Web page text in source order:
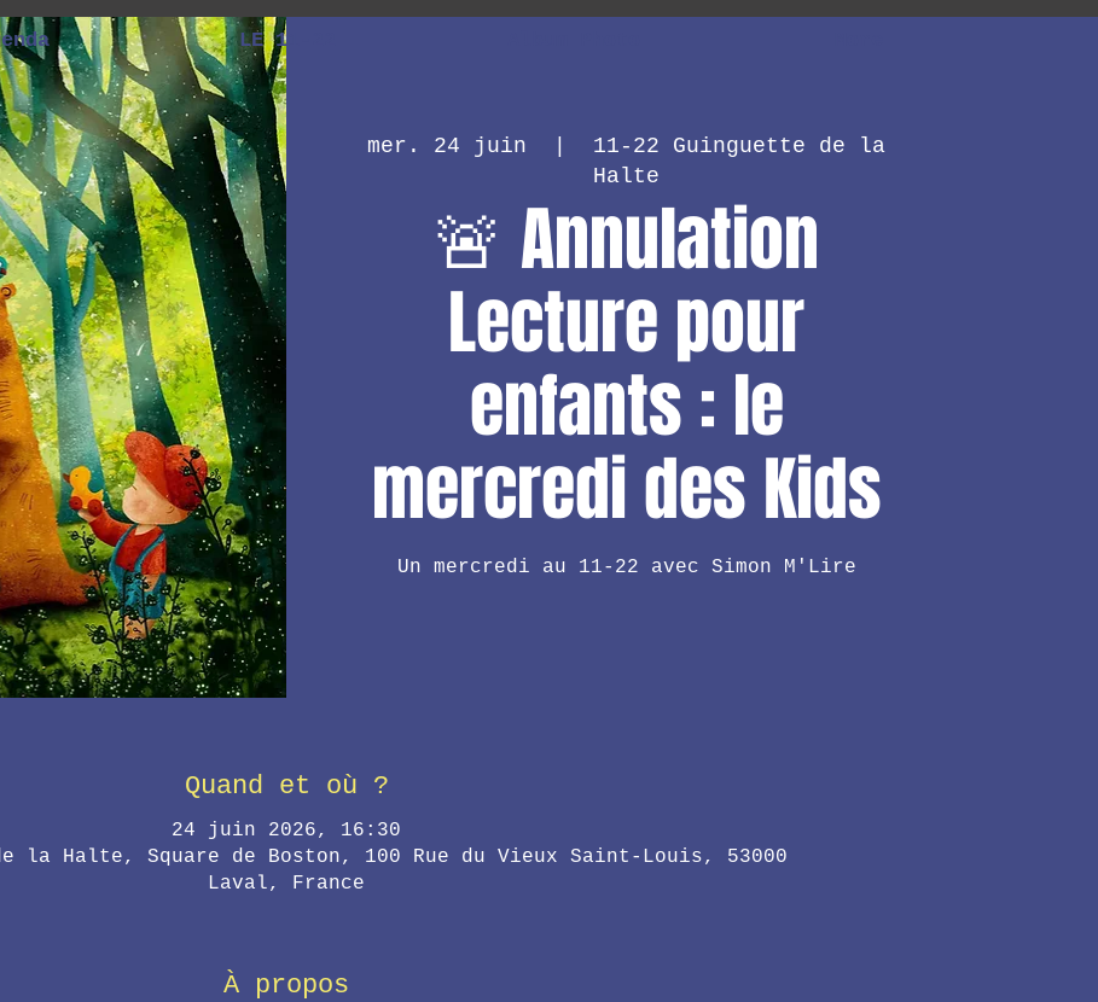
LE 11-22
mer. 24 juin
11-22 Guinguette de la
Halte
🚨 Annulation
Lecture pour
enfants : le
mercredi des Kids
Un mercredi au 11-22 avec Simon M'Lire
Quand et où ?
24 juin 2026, 16:30
la Halte, Square de Boston, 100 Rue du Vieux Saint-Louis, 53000
Laval, France
À propos